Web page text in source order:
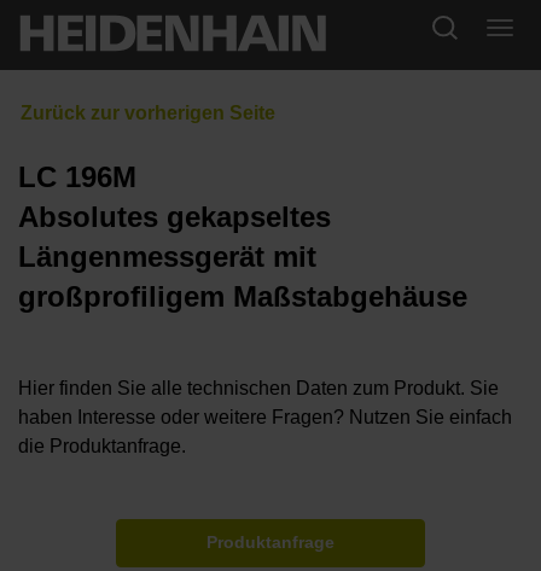
LC 196M
Absolutes gekapseltes
Längenmessgerät mit
großprofiligem Maßstabgehäuse
Hier finden Sie alle technischen Daten zum Produkt. Sie
haben Interesse oder weitere Fragen? Nutzen Sie einfach
die Produktanfrage.
Produktanfrage